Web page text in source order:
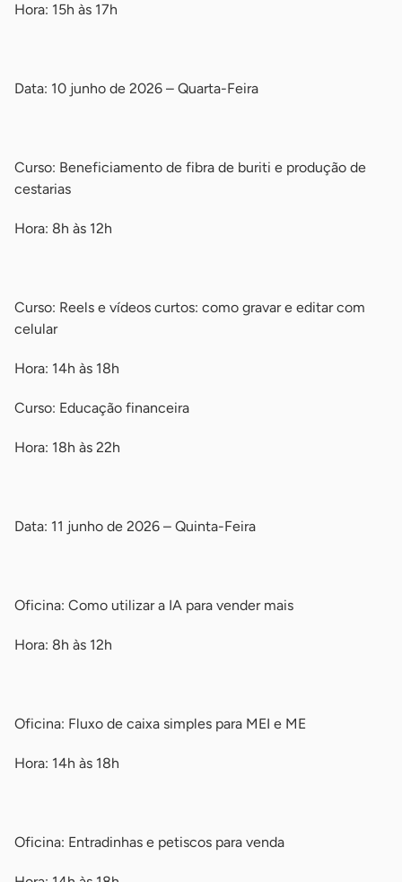
Hora: 15h às 17h
Data: 10 junho de 2026 – Quarta-Feira
Curso: Beneficiamento de fibra de buriti e produção de
cestarias
Hora: 8h às 12h
Curso: Reels e vídeos curtos: como gravar e editar com
celular
Hora: 14h às 18h
Curso: Educação financeira
Hora: 18h às 22h
Data: 11 junho de 2026 – Quinta-Feira
Oficina: Como utilizar a IA para vender mais
Hora: 8h às 12h
Oficina: Fluxo de caixa simples para MEI e ME
Hora: 14h às 18h
Oficina: Entradinhas e petiscos para venda